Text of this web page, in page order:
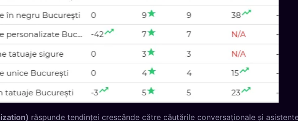
răspunde tendinței crescânde către căutările conversaționale și